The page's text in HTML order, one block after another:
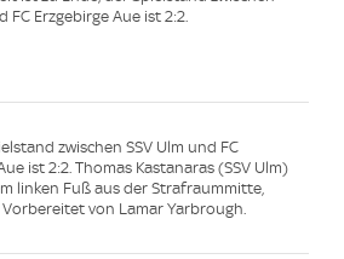
FC Erzgebirge Aue ist 2:2.
zwischen SSV Ulm und FC
ist 2:2. Thomas Kastanaras (SSV Ulm)
linken Fuß aus der Strafraummitte,
von Lamar Yarbrough.